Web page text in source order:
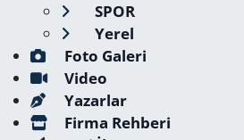
SPOR
Yerel
Foto Galeri
Video
Yazarlar
Firma Rehberi